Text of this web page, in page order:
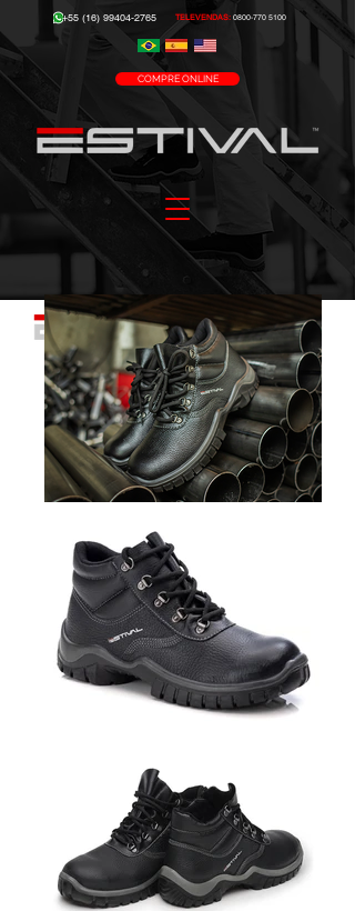
+55 (16) 99404-2765 TELEVENDAS: 0800-770 5100
COMPRE ONLINE